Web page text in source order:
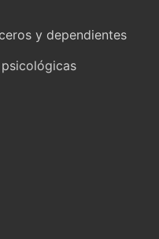
y dependientes